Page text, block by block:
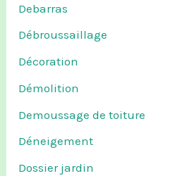
Debarras
Débroussaillage
Décoration
Démolition
Demoussage de toiture
Déneigement
Dossier jardin